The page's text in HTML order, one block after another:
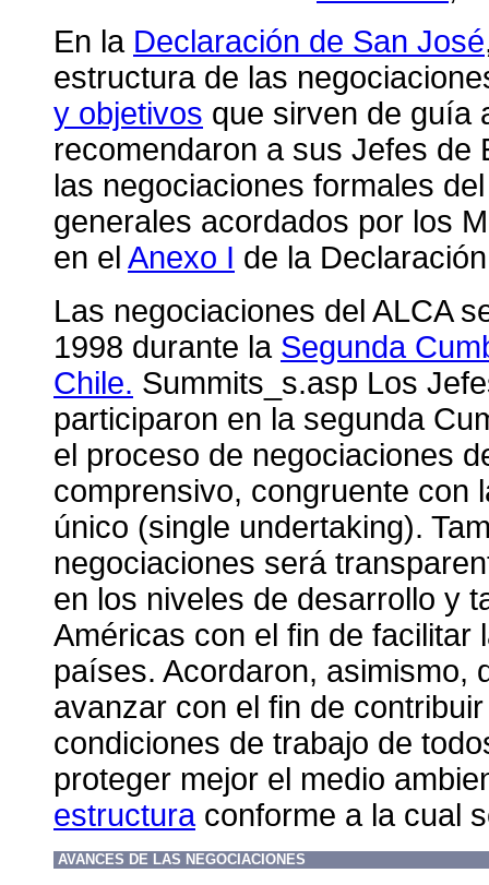
En la Declaración de San José
estructura de las
y objetivos que sirven de guía
recomendaron a sus Jefes de
las negociaciones formales
generales acordados por los
en el Anexo I de la
Las negociaciones del ALCA
1998 durante la Segunda
Chile. Summits_s.asp Los
participaron en la segunda
el proceso de negociaciones
comprensivo, congruente con
único (single undertaking).
negociaciones será
en los niveles de desarrollo y
Américas con el fin de facilitar
países. Acordaron, asimismo,
avanzar con el fin de
condiciones de trabajo de
proteger mejor el medio
estructuraconforme a la cual
AVANCES DE LAS NEGOCIACIONES